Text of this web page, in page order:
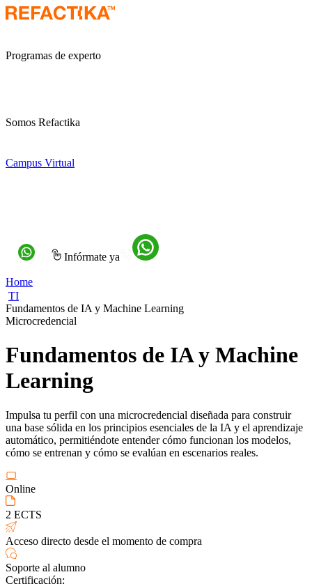
Programas de experto
Somos Refactika
Campus Virtual
Infórmate ya
Home
TI
Fundamentos de IA y Machine Learning
Microcredencial
Fundamentos de IA y Machine
Learning
Impulsa tu perfil con una microcredencial diseñada para construir
una base sólida en los principios esenciales de la IA y el aprendizaje
automático, permitiéndote entender cómo funcionan los modelos,
cómo se entrenan y cómo se evalúan en escenarios reales.
Online
2 ECTS
Acceso directo desde el momento de compra
Soporte al alumno
Certificación: